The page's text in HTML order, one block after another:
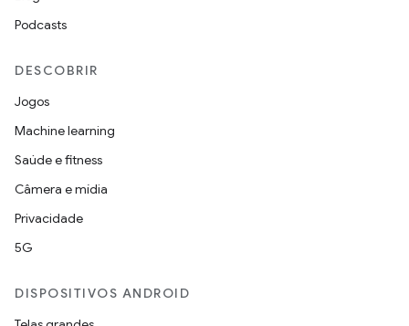
Podcasts
DESCOBRIR
Jogos
Machine learning
Saúde e fitness
Câmera e mídia
Privacidade
5G
DISPOSITIVOS ANDROID